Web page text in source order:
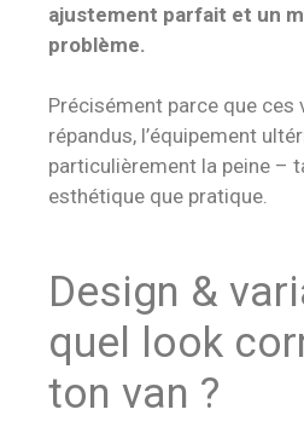
ajustement parfait et un
problème.
Précisément parce que ces
répandus, l’équipement
particulièrement la peine –
esthétique que pratique.
Design &
quel look
ton van ?